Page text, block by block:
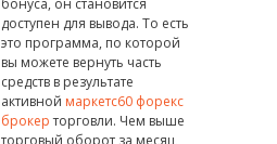
бонуса, он становится
доступен для вывода. То есть
это программа, по которой
вы можете вернуть часть
средств в результате
активной маркетс60 форекс
брокерторговли. Чем выше
торговый оборот за месяц,